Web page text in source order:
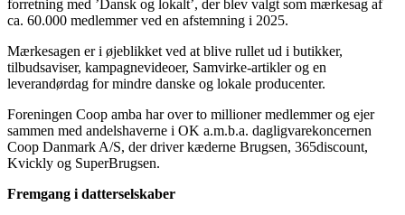
forretning med ’Dansk og lokalt’, der blev valgt som mærkesag af
ca. 60.000 medlemmer ved en afstemning i 2025.
Mærkesagen er i øjeblikket ved at blive rullet ud i butikker,
tilbudsaviser, kampagnevideoer, Samvirke-artikler og en
leverandørdag for mindre danske og lokale producenter.
Foreningen Coop amba har over to millioner medlemmer og ejer
sammen med andelshaverne i OK a.m.b.a. dagligvarekoncernen
Coop Danmark A/S, der driver kæderne Brugsen, 365discount,
Kvickly og SuperBrugsen.
Fremgang i datterselskaber